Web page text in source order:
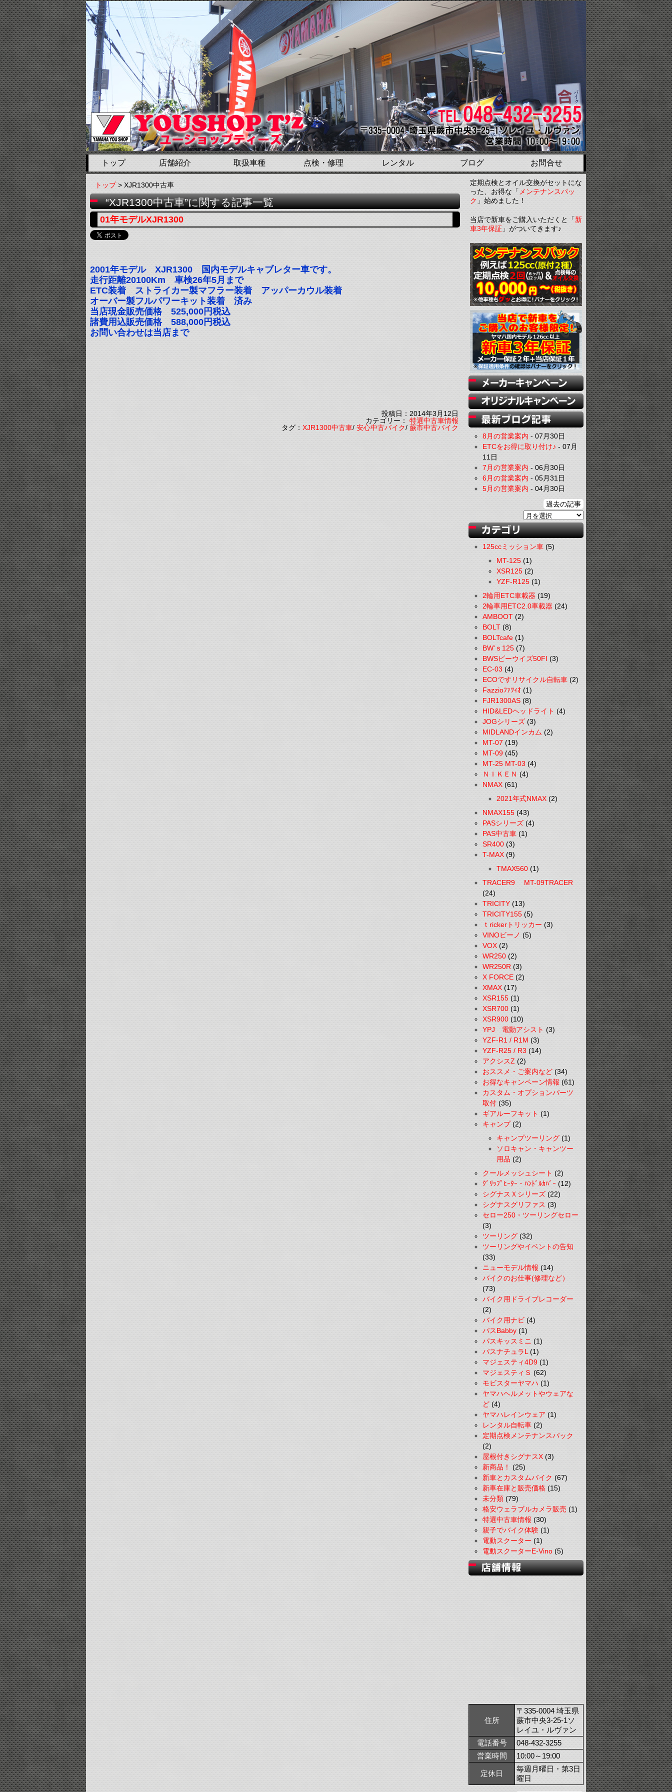
トップ 店舗紹介 取扱車種 点検・修理 レンタル ブログ お問合せ
トップ> XJR1300中古車
“XJR1300中古車”に関する記事一覧
01年モデルXJR1300
2001年モデル XJR1300 国内モデルキャブレター車です。
走行距離20100Km 車検26年5月まで
ETC装着 ストライカー製マフラー装着 アッパーカウル装着
オーバー製フルパワーキット装着 済み
当店現金販売価格 525,000円税込
諸費用込販売価格 588,000円税込
お問い合わせは当店まで
投稿日：2014年3月12日
カテゴリー：特選中古車情報
タグ：XJR1300中古車/安心中古バイク/蕨市中古バイク
定期点検とオイル交換がセットにな
った、お得な「 メンテナンスパッ
ク」始めました！
当店で新車をご購入いただくと「新
車3年保証」がついてきます♪
8月の営業案内-07月30日
ETCをお得に取り付け♪-07月
11日
7月の営業案内-06月30日
6月の営業案内-05月31日
5月の営業案内-04月30日
過去の記事
125ccミッション車(5)
MT-125(1)
XSR125(2)
YZF-R125(1)
2輪用ETC車載器(19)
2輪車用ETC2.0車載器(24)
AMBOOT(2)
BOLT(8)
BOLTcafe(1)
BW'ｓ125(7)
BWSビーウイズ50FI(3)
EC-03(4)
ECOですリサイクル自転車(2)
Fazzioﾌｧﾂｨｵ(1)
FJR1300AS(8)
HID&LEDヘッドライト(4)
JOGシリーズ(3)
MIDLANDインカム(2)
MT-07(19)
MT-09 (45)
MT-25 MT-03(4)
ＮＩＫＥＮ(4)
NMAX(61)
2021年式NMAX(2)
NMAX155(43)
PASシリーズ(4)
PAS中古車(1)
SR400(3)
T-MAX(9)
TMAX560(1)
TRACER9 MT-09TRACER
(24)
TRICITY(13)
TRICITY155(5)
ｔrickerトリッカー(3)
VINOビーノ(5)
VOX(2)
WR250(2)
WR250R(3)
X FORCE(2)
XMAX(17)
XSR155(1)
XSR700(1)
XSR900(10)
YPJ 電動アシスト(3)
YZF-R1 / R1M(3)
YZF-R25 / R3(14)
アクシスZ(2)
おススメ・ご案内など(34)
お得なキャンペーン情報(61)
カスタム・オプションパーツ
取付(35)
ギアルーフキット(1)
キャンプ(2)
キャンプツーリング(1)
ソロキャン・キャンツー
用品(2)
クールメッシュシート(2)
ｸﾞﾘｯﾌﾟﾋｰﾀｰ・ﾊﾝﾄﾞﾙｶﾊﾞｰ(12)
シグナスＸシリーズ(22)
シグナスグリファス(3)
セロー250・ツーリングセロー
(3)
ツーリング(32)
ツーリングやイベントの告知
(33)
ニューモデル情報(14)
バイクのお仕事(修理など）
(73)
バイク用ドライブレコーダー
(2)
バイク用ナビ(4)
パスBabby(1)
パスキッスミニ(1)
パスナチュラL(1)
マジェスティ4D9(1)
マジェスティＳ(62)
モビスターヤマハ(1)
ヤマハヘルメットやウェアな
ど(4)
ヤマハレインウェア(1)
レンタル自転車(2)
定期点検メンテナンスパック
(2)
屋根付きシグナスX(3)
新商品！(25)
新車とカスタムバイク(67)
新車在庫と販売価格(15)
未分類(79)
格安ウェラブルカメラ販売(1)
特選中古車情報(30)
親子でバイク体験(1)
電動スクーター(1)
電動スクーターE-Vino(5)
住所
〒335-0004 埼玉県
蕨市中央3-25-1ソ
レイユ・ルヴァン
電話番号
048-432-3255
営業時間
10:00～19:00
定休日
毎週月曜日・第3日
曜日